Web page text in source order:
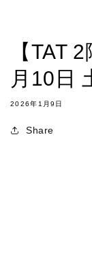
【TAT
月10日
2026年1月9日
Share